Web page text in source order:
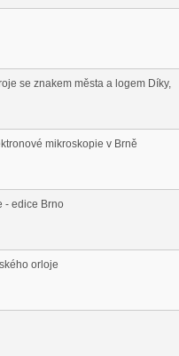
se znakem města a logem Díky,
mikroskopie v Brně
- edice Brno
orloje